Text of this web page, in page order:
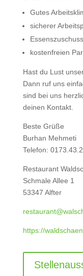
Gutes
sicherer
kostenfreien
Hast du Lust
Dann ruf uns
sind bei uns
deinen Kontakt.
Beste Grüße
Burhan Mehmeti
Telefon:
Restaurant
Schmale Allee 1
53347 Alfter
https://